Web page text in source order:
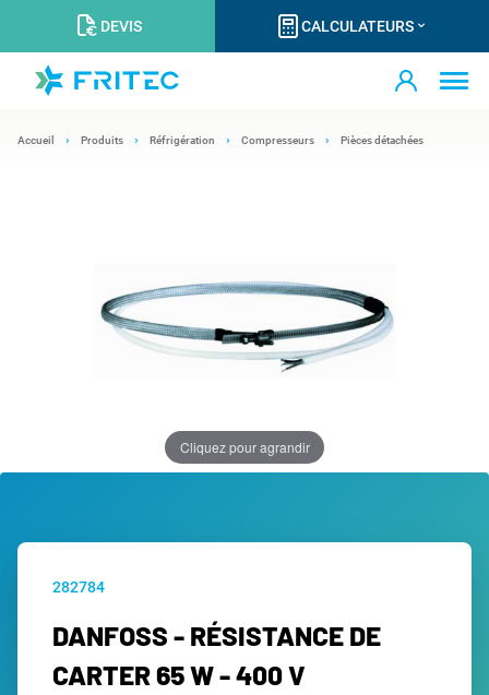
DEVIS CALCULATEURS
Accueil Produits Réfrigération Compresseurs Pièces détachées
Cliquez pour agrandir
282784
DANFOSS - RÉSISTANCE DE
CARTER 65 W - 400 V